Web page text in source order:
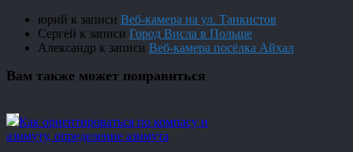
юрий к записи Веб-камера на ул. Танкистов
Сергей к записи Город Висла в Польше
Александр к записи Веб-камера посёлка Айхал
Вам также может понравиться
Как ориентироваться по компасу и
азимуту, определение азимута